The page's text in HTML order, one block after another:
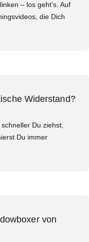
– los geht’s. Auf
die Dich
Widerstand?
Du ziehst,
Du immer
von